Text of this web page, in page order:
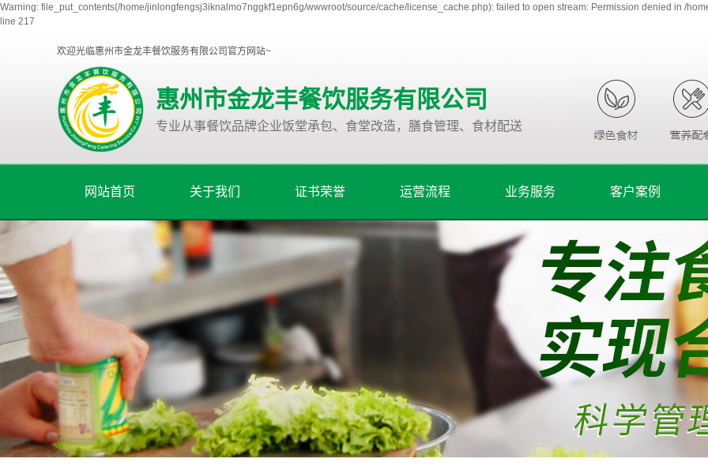
Warning: file_put_contents(/home/jinlongfengsj3iknalmo7nggkf1epn6g/wwwroot/source/cache/license_cache.php): failed to open stream: Permission denied in /
line 217
欢迎光临惠州市金龙丰餐饮服务有限公司官方网站~
惠州市金龙丰餐饮服务有限公司
专业从事餐饮品牌企业饭堂承包、食堂改造，膳食管理、食材配送
网站首页 关于我们
公司简介
养殖基地
组织架构
企业文化
证书荣誉 运营流程
运营流程
业务服务
饭堂承包
食堂改造
膳食管理
食材配送
保洁服务
园林绿化
连锁经营管理
客户案例